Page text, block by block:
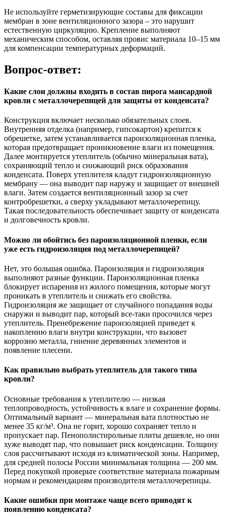
Не используйте герметизирующие составы для фиксации
мембран в зоне вентиляционного зазора – это нарушит
естественную циркуляцию. Крепление выполняют
механическим способом, оставляя провис материала 10–15 мм
для компенсации температурных деформаций.
Вопрос-ответ:
Какие слои должны входить в состав пирога мансардной
кровли с металлочерепицей для защиты от конденсата?
Конструкция включает несколько обязательных слоев.
Внутренняя отделка (например, гипсокартон) крепится к
обрешетке, затем устанавливается пароизоляционная пленка,
которая предотвращает проникновение влаги из помещения.
Далее монтируется утеплитель (обычно минеральная вата),
сохраняющий тепло и снижающий риск образования
конденсата. Поверх утеплителя кладут гидроизоляционную
мембрану — она выводит пар наружу и защищает от внешней
влаги. Затем создается вентиляционный зазор за счет
контробрешетки, а сверху укладывают металлочерепицу.
Такая последовательность обеспечивает защиту от конденсата
и долговечность кровли.
Можно ли обойтись без пароизоляционной пленки, если
уже есть гидроизоляция под металлочерепицей?
Нет, это большая ошибка. Пароизоляция и гидроизоляция
выполняют разные функции. Пароизоляционная пленка
блокирует испарения из жилого помещения, которые могут
проникать в утеплитель и снижать его свойства.
Гидроизоляция же защищает от случайного попадания воды
снаружи и выводит пар, который все-таки просочился через
утеплитель. Пренебрежение пароизоляцией приведет к
накоплению влаги внутри конструкции, что вызовет
коррозию металла, гниение деревянных элементов и
появление плесени.
Как правильно выбрать утеплитель для такого типа
кровли?
Основные требования к утеплителю — низкая
теплопроводность, устойчивость к влаге и сохранение формы.
Оптимальный вариант — минеральная вата плотностью не
менее 35 кг/м³. Она не горит, хорошо сохраняет тепло и
пропускает пар. Пенополистирольные плиты дешевле, но они
хуже выводят пар, что повышает риск конденсации. Толщину
слоя рассчитывают исходя из климатической зоны. Например,
для средней полосы России минимальная толщина — 200 мм.
Перед покупкой проверьте соответствие материала пожарным
нормам и рекомендациям производителя металлочерепицы.
Какие ошибки при монтаже чаще всего приводят к
появлению конденсата?